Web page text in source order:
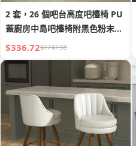
2 套，26 個吧台高度吧檯椅 PU
蓋廚房中島吧檯椅附黑色粉末塗
裝底座和腳凳
$336.72$1747.59